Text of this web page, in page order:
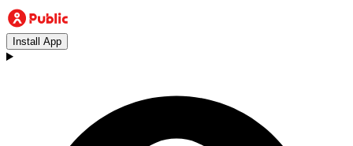
Install App